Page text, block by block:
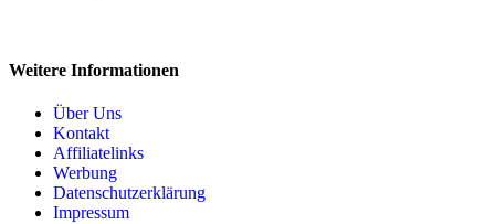
Weitere Informationen
Über Uns
Kontakt
Affiliatelinks
Werbung
Datenschutzerklärung
Impressum